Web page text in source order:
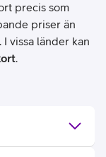
precis som
priser än
. I vissa länder kan
.